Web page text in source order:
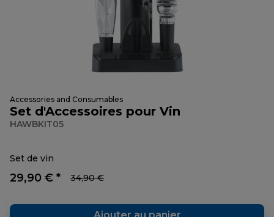
Accessories and Consumables
Set d'Accessoires pour Vin
HAWBKIT05
Set de vin
29,90 € * 34,90 €